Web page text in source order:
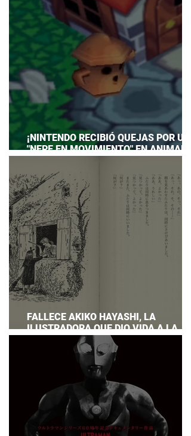
¡NINTENDO RECIBIÓ QUEJAS POR UN
"NEPE EN MOVIMIENTO" EN ANIMAL
PREPARAR UNA RESPUESTA OFICIAL!
FALLECE AKIKO HAYASHI, LA
ILUSTRADORA QUE DIO VIDA A LA
NOVELA ORIGINAL DE KIKI'S DELIVERY